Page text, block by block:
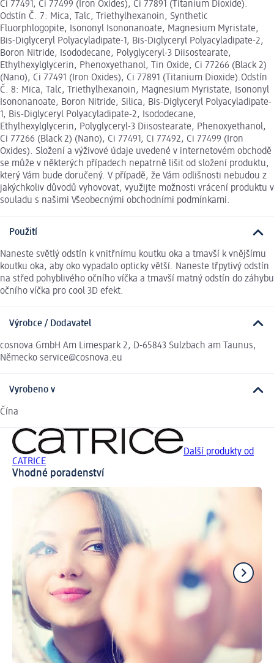
Ci 77491, Ci 77499 (Iron Oxides), Ci 77891 (Titanium Dioxide).
Odstín Č. 7: Mica, Talc, Triethylhexanoin, Synthetic
Fluorphlogopite, Isononyl Isononanoate, Magnesium Myristate,
Bis-Diglyceryl Polyacyladipate-1, Bis-Diglyceryl Polyacyladipate-2,
Boron Nitride, Isododecane, Polyglyceryl-3 Diisostearate,
Ethylhexylglycerin, Phenoxyethanol, Tin Oxide, Ci 77266 (Black 2)
(Nano), Ci 77491 (Iron Oxides), Ci 77891 (Titanium Dioxide).Odstín
Č. 8: Mica, Talc, Triethylhexanoin, Magnesium Myristate, Isononyl
Isononanoate, Boron Nitride, Silica, Bis-Diglyceryl Polyacyladipate-
1, Bis-Diglyceryl Polyacyladipate-2, Isododecane,
Ethylhexylglycerin, Polyglyceryl-3 Diisostearate, Phenoxyethanol,
Ci 77266 (Black 2) (Nano), Ci 77491, Ci 77492, Ci 77499 (Iron
Oxides). Složení a výživové údaje uvedené v internetovém obchodě
se může v některých případech nepatrně lišit od složení produktu,
který Vám bude doručený. V případě, že Vám odlišnosti nebudou z
jakýchkoliv důvodů vyhovovat, využijte možnosti vrácení produktu v
souladu s našimi Všeobecnými obchodními podmínkami.
Použití
Naneste světlý odstín k vnitřnímu koutku oka a tmavší k vnějšímu
koutku oka, aby oko vypadalo opticky větší. Naneste třpytivý odstín
na střed pohyblivého očního víčka a tmavší matný odstín do záhybu
očního víčka pro cool 3D efekt.
Výrobce / Dodavatel
cosnova GmbH Am Limespark 2, D-65843 Sulzbach am Taunus,
Německo service@cosnova.eu
Vyrobeno v
Čína
Další produkty od
CATRICE
Vhodné poradenství